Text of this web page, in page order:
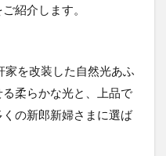
ご紹介します。
を改装した自然光あふ
柔らかな光と、上品で
の新郎新婦さまに選ば